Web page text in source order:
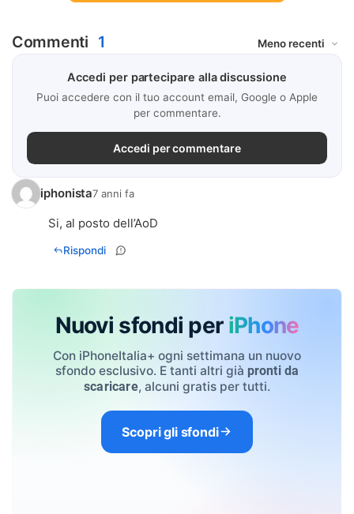
Commenti 1
Accedi per partecipare alla discussione
Puoi accedere con il tuo account email, Google o Apple
per commentare.
Accedi per commentare
iphonista7 anni fa
Si, al posto dell’AoD
Rispondi
Nuovi sfondi per iPhone
Con iPhoneItalia+ ogni settimana un nuovo
sfondo esclusivo. E tanti altri già pronti da
scaricare, alcuni gratis per tutti.
Scopri gli sfondi